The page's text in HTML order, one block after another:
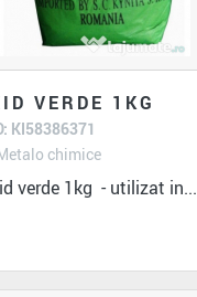
VERDE 1KG
KI58386371
chimice
verde 1kg - utilizat in...